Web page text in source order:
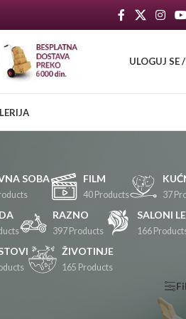
ULOGUJ SE
SOBA FILM
40 Products 37
RAZNO
397 Products
SALONI
166
ŽIVOTINJE
165 Products